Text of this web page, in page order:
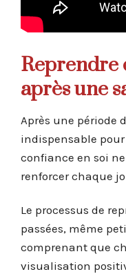
Reprendre
après une
Après une période
indispensable
confiance en soi
renforcer chaque
Le processus de
passées, même
comprenant que
visualisation